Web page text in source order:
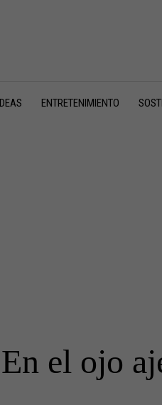
ENTRETENIMIENTO
En el ojo